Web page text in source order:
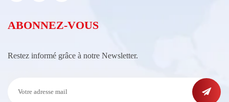
ABONNEZ-VOUS
Restez informé grâce à notre Newsletter.